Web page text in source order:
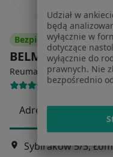
Bezpieczne płatności
BELMEDICA
Reumatologia dziecięca,
141 opinii
Adres Online
Sybiraków 5/3,
Udział w
będą
wyłącznie w
dotyczące
wyłącznie do
prawnych. Nie
bezpośrednio